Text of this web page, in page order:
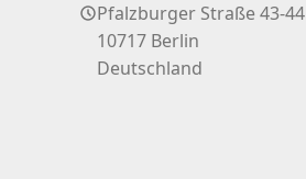
Pfalzburger Straße 43-44
10717 Berlin
Deutschland